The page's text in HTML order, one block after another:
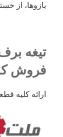
بازوها، از
فروش
ارائه کلیه